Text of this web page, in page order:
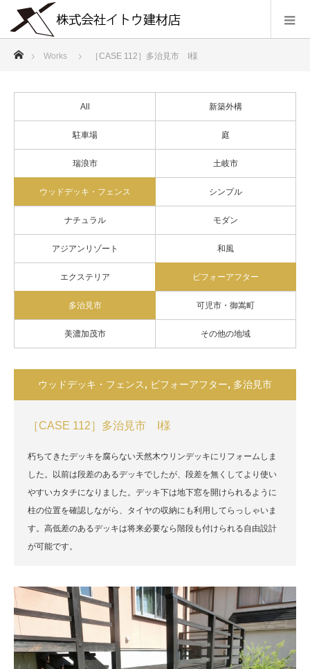
ホーム
Works ［CASE 112］多治見市 I様
All 新築外構
駐車場 庭
瑞浪市 土岐市
ウッドデッキ・フェンス シンプル
ナチュラル モダン
アジアンリゾート 和風
エクステリア ビフォーアフター
多治見市 可児市・御嵩町
美濃加茂市 その他の地域
ウッドデッキ・フェンス, ビフォーアフター, 多治見市
［CASE 112］多治見市 I様
朽ちてきたデッキを腐らない天然木ウリンデッキにリフォームしま
した。以前は段差のあるデッキでしたが、段差を無くしてより使い
やすいカタチになりました。デッキ下は地下窓を開けられるように
柱の位置を確認しながら、タイヤの収納にも利用してらっしゃいま
す。高低差のあるデッキは将来必要なら階段も付けられる自由設計
が可能です。